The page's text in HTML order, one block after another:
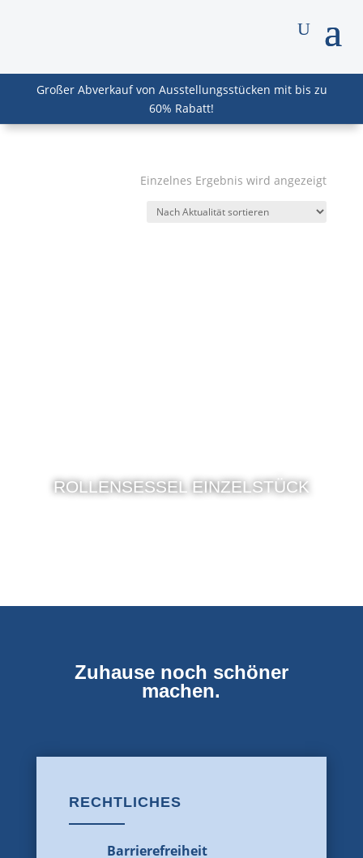
Großer Abverkauf von Ausstellungsstücken mit bis zu
60% Rabatt!
Einzelnes Ergebnis wird angezeigt
ROLLENSESSEL EINZELSTÜCK
Zuhause noch schöner
machen.
RECHTLICHES
Barrierefreiheit